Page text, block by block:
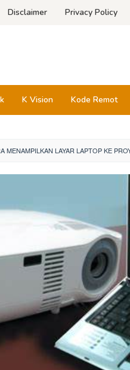
Disclaimer Privacy Policy
K Vision Kode Remot
MENAMPILKAN LAYAR LAPTOP KE